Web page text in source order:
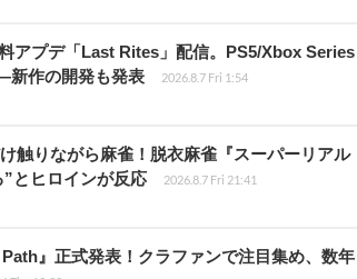
アプデ「Last Rites」配信。PS5/Xbox Series
新作の開発も発表
2026.8.7 Fri 1:54
触りながら麻雀！脱衣麻雀『スーパーリアル
とヒロインが反応
2026.8.7 Fri 21:41
』正式発表！クラファンで注目集め、数年